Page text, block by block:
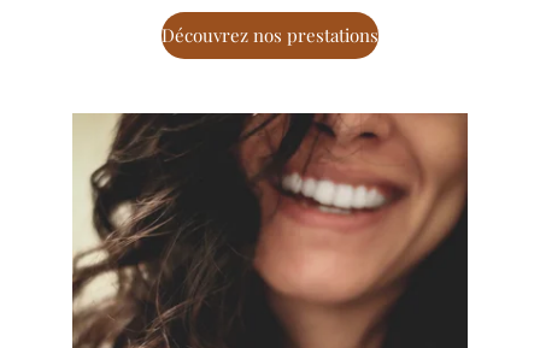
Découvrez nos prestations